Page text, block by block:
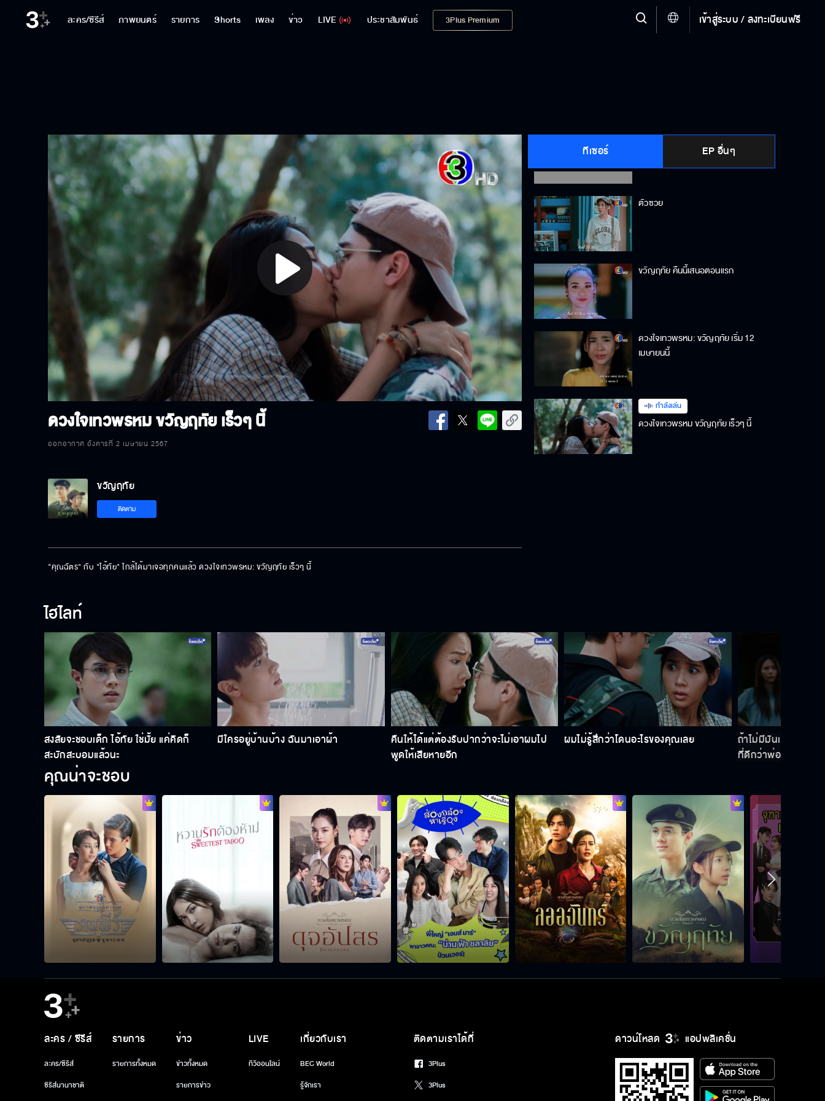
ละคร/ซีรีส์ ภาพยนตร์ รายการ Shorts เพลง ข่าว LIVE ประชาสัมพันธ์ 3Plus Premium เข้าสู่ระบบ / ลงทะเบียนฟรี
Play
Video
ดวงใจเทวพรหม ขวัญฤทัย เร็วๆ นี้
ออกอากาศ อังคารที่ 2 เมษายน 2567
ทีเซอร์ EP อื่นๆ
ระวังคนเจ้าชู้
ตัวซวย
ขวัญฤทัย คืนนี้เสนอตอนแรก
ดวงใจเทวพรหม: ขวัญฤทัย เริ่ม 12
เมษายนนี้
กำลังเล่น
ดวงใจเทวพรหม ขวัญฤทัย เร็วๆ นี้
ขวัญฤทัย
ติดตาม
"คุณฉัตร" กับ "ไอ้ทัย" ใกล้ได้มาเจอทุกคนแล้ว ดวงใจเทวพรหม: ขวัญฤทัย เร็วๆ นี้
ไฮไลท์
สงสัยจะชอบเด็ก ไอ้ทัย ใช่มั้ย แค่คิดก็
สะบักสะบอมแล้วนะ
มีใครอยู่บ้านบ้าง ฉันมาเอาผ้า
คืนให้ได้แต่ต้องรับปากว่าจะไม่เอาผมไป
พูดให้เสียหายอีก
ผมไม่รู้สึกว่าโดนอะไรของคุณเลย
ถ้าไม่มีมันเป็นมารหั
ที่ดีกว่าพ่อแกนั่นแหละ
คุณน่าจะชอบ
ดาวน์โหลด แอปพลิเคชั่น
ละคร / ซีรีส์
ละคร/ซีรีส์
ซีรีส์นานาชาติ
รายการ
รายการทั้งหมด
ข่าว
ข่าวทั้งหมด
รายการข่าว
LIVE
ทีวีออนไลน์
เกี่ยวกับเรา
BEC World
รู้จักเรา
ติดตามเราได้ที่
3Plus
3Plus